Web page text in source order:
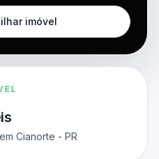
imóvel
Cianorte - PR